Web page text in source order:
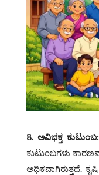
8. ಅವಿಭಕ್ತ ಕುಟುಂಬ:
ಕುಟುಂಬಗಳು
ಅಧಿಕವಾಗಿರುತ್ತದೆ.